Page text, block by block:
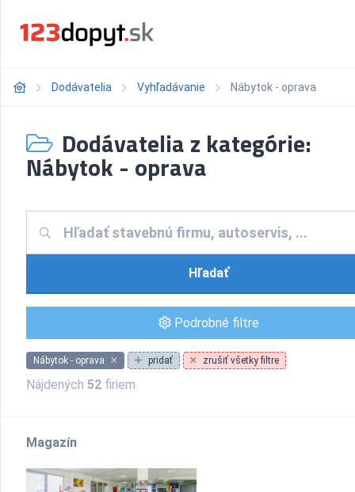
Dodávatelia Vyhľadávanie Nábytok - oprava
Dodávatelia z kategórie:
Nábytok - oprava
Hľadať
Podrobné filtre
Nábytok - oprava pridať zrušiť všetky filtre
Nájdených 52 firiem
Magazín